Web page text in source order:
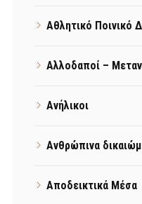
Αθλητικό Ποινικό
Αλλοδαποί –
Ανήλικοι
Ανθρώπινα
Αποδεικτικά Μέσα